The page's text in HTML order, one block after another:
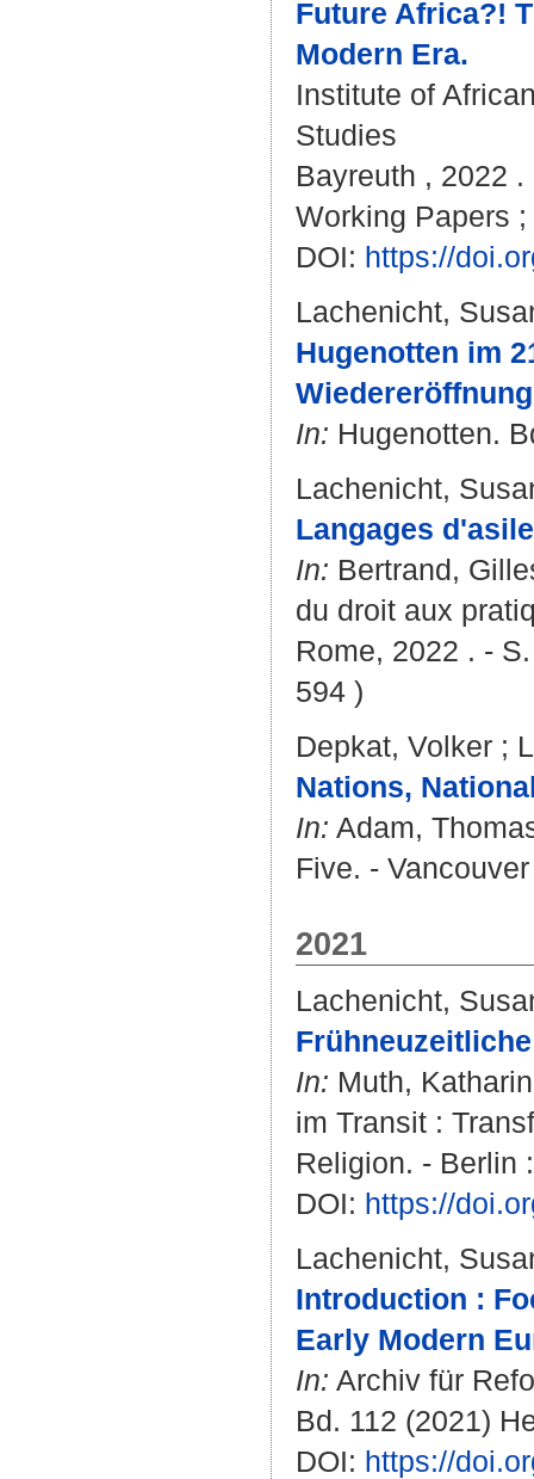
Future Africa?!
Modern Era.
Institute of
Studies
Bayreuth , 2022
Working Papers ;
DOI: https://
Lachenicht,
Hugenotten im
In: Hugenotten.
Lachenicht,
Langages
In: Bertrand,
du droit aux
Rome, 2022 . -
594 )
Depkat, Volker ;
Nations,
In: Adam,
Five. -
2021
Lachenicht,
In: Muth,
im Transit :
Religion. - Berlin
DOI: https://
Lachenicht,
Introduction :
Early Modern
In: Archiv für
Bd. 112 (2021)
DOI: https://